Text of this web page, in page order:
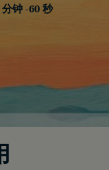
钟 -59 秒